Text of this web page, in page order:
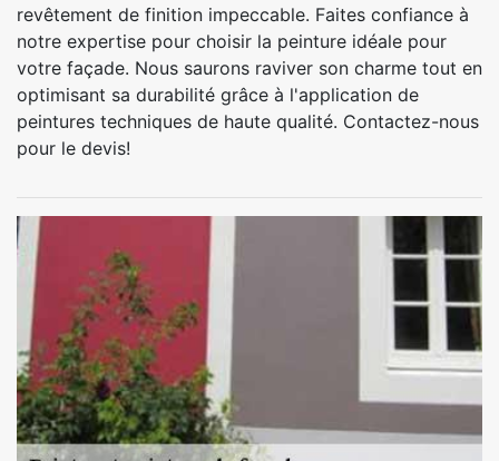
revêtement de finition impeccable. Faites confiance à
notre expertise pour choisir la peinture idéale pour
votre façade. Nous saurons raviver son charme tout en
optimisant sa durabilité grâce à l'application de
peintures techniques de haute qualité. Contactez-nous
pour le devis!